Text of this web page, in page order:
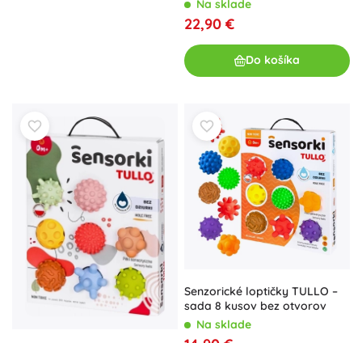
Na sklade
22,90 €
Do košíka
Senzorické loptičky TULLO –
sada 8 kusov bez otvorov
Na sklade